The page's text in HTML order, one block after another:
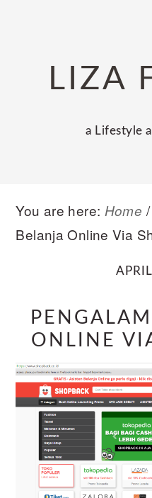
navigationLIZA
a Lifestyle
You are here: Home /
Belanja Online Via
ONLINE